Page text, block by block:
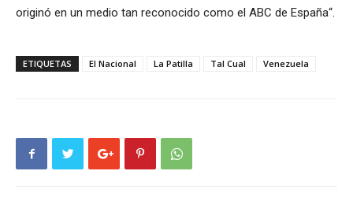
originó en un medio tan reconocido como el ABC de España“.
ETIQUETAS El Nacional La Patilla Tal Cual Venezuela